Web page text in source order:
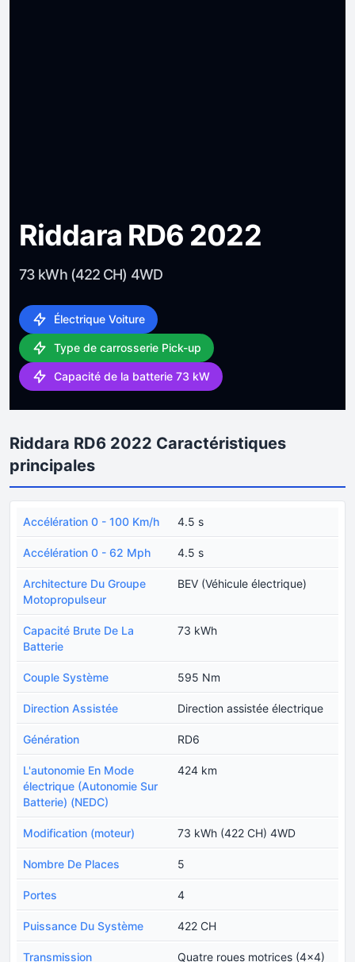
Riddara RD6 2022
73 kWh (422 CH) 4WD
Électrique Voiture
Type de carrosserie Pick-up
Capacité de la batterie 73 kW
Riddara RD6 2022 Caractéristiques
principales
Accélération 0 - 100 Km/h 4.5 s
Accélération 0 - 62 Mph 4.5 s
Architecture Du Groupe
Motopropulseur
BEV (Véhicule électrique)
Capacité Brute De La
Batterie
73 kWh
Couple Système 595 Nm
Direction Assistée Direction assistée électrique
Génération RD6
L'autonomie En Mode
électrique (Autonomie Sur
Batterie) (NEDC)
424 km
Modification (moteur) 73 kWh (422 CH) 4WD
Nombre De Places 5
Portes 4
Puissance Du Système 422 CH
Transmission Quatre roues motrices (4x4)